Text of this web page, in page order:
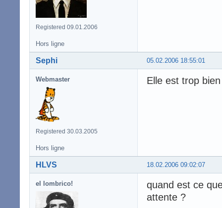
Registered 09.01.2006
Hors ligne
05.02.2006 18:55:01
Sephi
Webmaster
Registered 30.03.2005
Elle est trop
Hors ligne
18.02.2006 09:02:07
HLVS
el lombrico!
quand est ce
attente ?